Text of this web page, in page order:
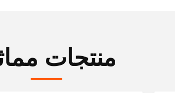
منتجات